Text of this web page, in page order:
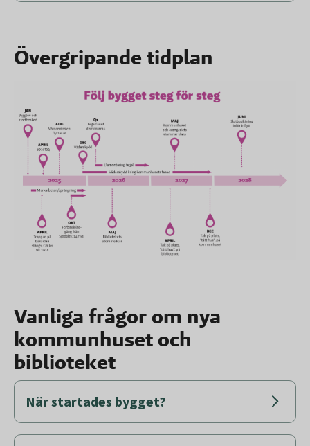
Övergripande tidplan
Vanliga frågor om nya
kommunhuset och
biblioteket
När startades bygget?